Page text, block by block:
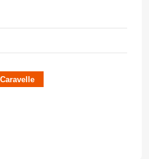
Caravelle